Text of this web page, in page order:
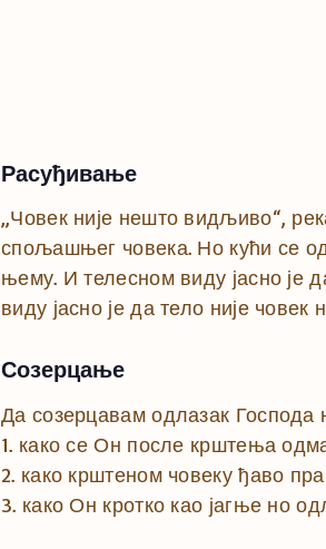
Расуђивање
„Човек није нешто видљиво“,
спољашњег човека. Но кући се
њему. И телесном виду јасно је
виду јасно је да тело није човек
Созерцање
Да созерцавам одлазак Господа
1. како се Он после крштења
2. како крштеном човеку ђаво
3. како Он кротко као јагње но